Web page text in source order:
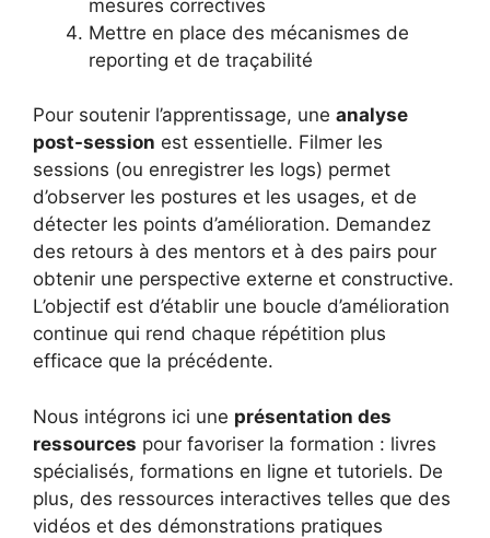
mesures correctives
Mettre en place des mécanismes de
reporting et de traçabilité
Pour soutenir l’apprentissage, une analyse
post-session est essentielle. Filmer les
sessions (ou enregistrer les logs) permet
d’observer les postures et les usages, et de
détecter les points d’amélioration. Demandez
des retours à des mentors et à des pairs pour
obtenir une perspective externe et constructive.
L’objectif est d’établir une boucle d’amélioration
continue qui rend chaque répétition plus
efficace que la précédente.
Nous intégrons ici une présentation des
ressources pour favoriser la formation : livres
spécialisés, formations en ligne et tutoriels. De
plus, des ressources interactives telles que des
vidéos et des démonstrations pratiques